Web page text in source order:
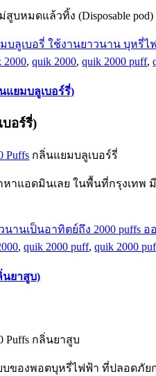
บหมดแล้วทิ้ง (Disposable
2000,quik 2000,quik 2000 puff,
แยมบลูเบอร์รี่)
อร์รี่)
Puffs กลิ่นแยมบลูเบอร์รี่
หาแอดมินเลย ในพื้นที่กรุงเทพ
,quik 2000 puff,quik 2000
นยาสูบ)
Puffs กลิ่นยาสูบ
บของพอตบุหรี่ไฟฟ้า ที่ปลอดภั